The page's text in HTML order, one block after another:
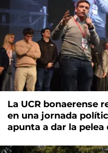
La UCR bonaerense
en una jornada
apunta a dar la pelea